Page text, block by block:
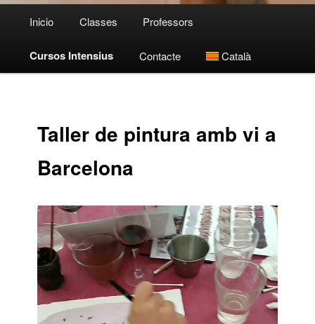
Inicio Classes Professors
Cursos Intensius Contacte Català
Taller de pintura amb vi a
Barcelona
Video
Player